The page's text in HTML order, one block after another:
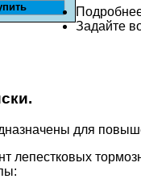
Задайте
для
лепестковых